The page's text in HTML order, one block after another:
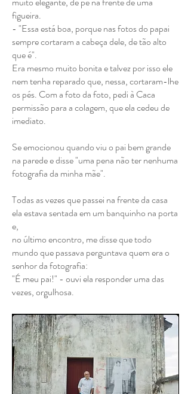
figueira.
- "Essa está boa, porque nas fotos do papai
sempre cortaram a cabeça dele, de tão alto
que é".
Era mesmo muito bonita e talvez por isso ele
nem tenha reparado que, nessa, cortaram-lhe
os pés. Com a foto da foto, pedi à Caca
permissão para a colagem, que ela cedeu de
imediato.
Se emocionou quando viu o pai bem grande
na parede e disse "uma pena não ter nenhuma
fotografia da minha mãe".
Todas as vezes que passei na frente da casa
ela estava sentada em um banquinho na porta
e,
no último encontro, me disse que todo
mundo que passava perguntava quem era o
senhor da fotografia:
"É meu pai!" - ouvi ela responder uma das
vezes, orgulhosa.